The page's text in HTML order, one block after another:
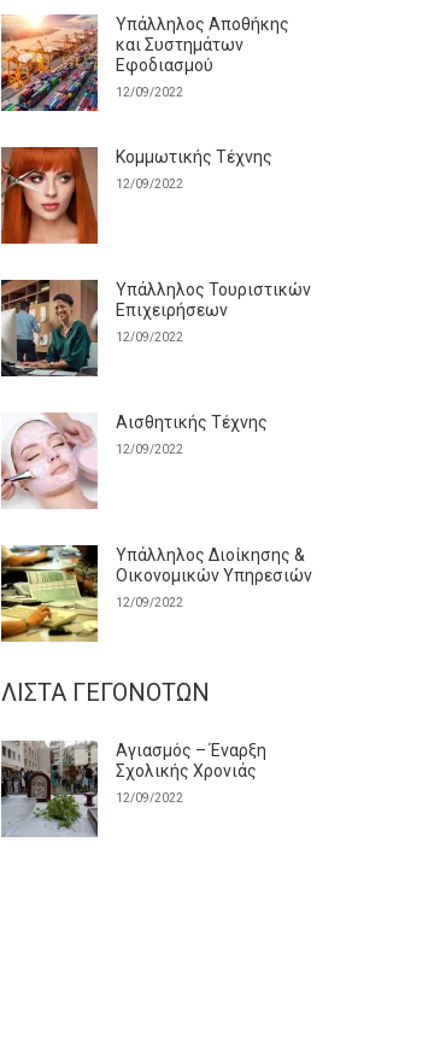
Υπάλληλος Αποθήκης
και Συστημάτων
Εφοδιασμού
12/09/2022
Κομμωτικής Τέχνης
12/09/2022
Υπάλληλος Τουριστικών
Επιχειρήσεων
12/09/2022
Αισθητικής Τέχνης
12/09/2022
Υπάλληλος Διοίκησης &
Οικονομικών Υπηρεσιών
12/09/2022
ΛΊΣΤΑ ΓΕΓΟΝΌΤΩΝ
Αγιασμός – Έναρξη
Σχολικής Χρονιάς
12/09/2022